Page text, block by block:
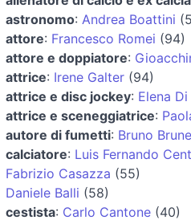
astronomo: Andrea Boattini
attore: Francesco Romei (94)
attore e doppiatore:
attrice: Irene Galter (94)
attrice e disc jockey: Elena
attrice e sceneggiatrice:
autore di fumetti: Bruno
calciatore: Luis Fernando
Fabrizio Casazza (55)
Daniele Balli (58)
cestista: Carlo Cantone (40)